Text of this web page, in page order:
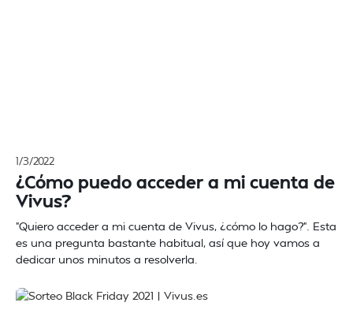
1/3/2022
¿Cómo puedo acceder a mi cuenta de
Vivus?
"Quiero acceder a mi cuenta de Vivus, ¿cómo lo hago?". Esta
es una pregunta bastante habitual, así que hoy vamos a
dedicar unos minutos a resolverla.